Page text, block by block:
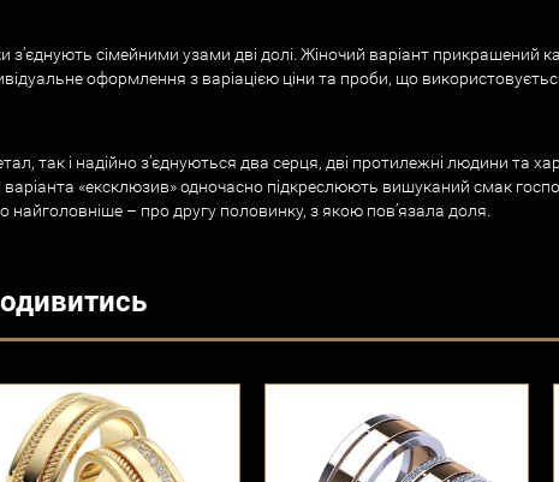
з’єднують сімейними узами дві долі. Жіночий варіант
оформлення з варіацією ціни та проби, що
так і надійно з’єднуються два серця, дві протилежні людини
варіанта «ексклюзив» одночасно підкреслюють вишуканий смак
– про другу половинку, з якою пов’язала доля.